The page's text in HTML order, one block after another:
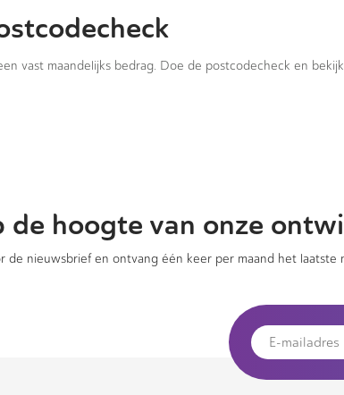
vast maandelijks bedrag. Doe de postcodecheck en
de hoogte van onze
de nieuwsbrief en ontvang één keer per maand het laatste